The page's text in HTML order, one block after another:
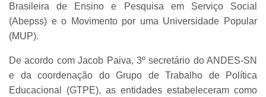
Brasileira de Ensino e Pesquisa em Serviço Social
(Abepss) e o Movimento por uma Universidade Popular
(MUP).
De acordo com Jacob Paiva, 3º secretário do ANDES-SN
e da coordenação do Grupo de Trabalho de Política
Educacional (GTPE), as entidades estabeleceram como